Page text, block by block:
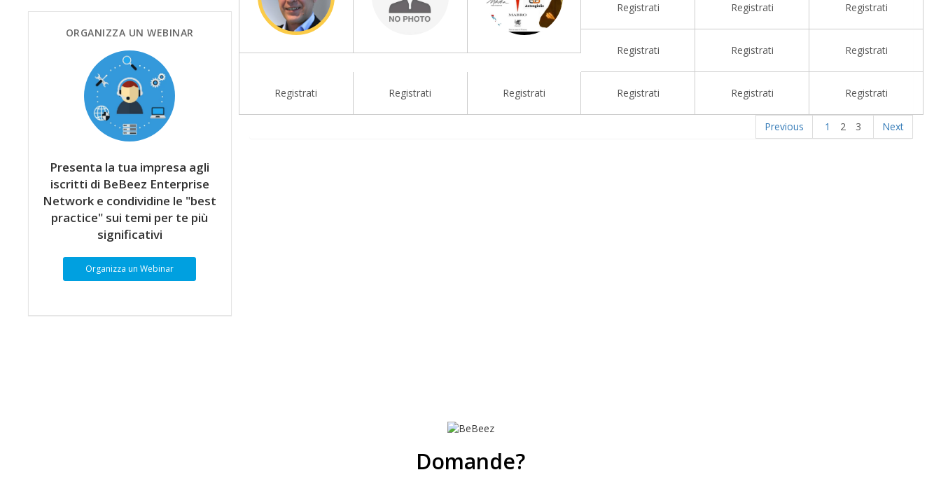
ORGANIZZA UN WEBINAR
Presenta la tua impresa agli
iscritti di BeBeez Enterprise
Network e condividine le "best
practice" sui temi per te più
significativi
Organizza un Webinar
Registrati Registrati Registrati
Registrati Registrati Registrati
Registrati Registrati Registrati Registrati Registrati Registrati
Previous 1 2 3 Next
Domande?